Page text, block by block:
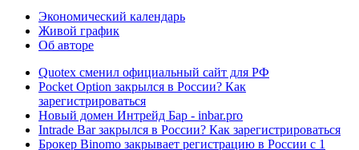
Экономический календарь
Живой график
Об авторе
Quotex сменил официальный сайт для РФ
Pocket Option закрылся в России? Как
зарегистрироваться
Новый домен Интрейд Бар - inbar.pro
Intrade Bar закрылся в России? Как зарегистрироваться
Брокер Binomo закрывает регистрацию в России с 1